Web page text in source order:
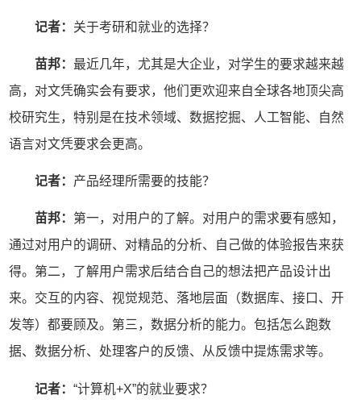
记者： 关于考研和就业的选择？
苗邦： 最近几年，尤其是大企业，对学生的要求越来越
高，对文凭确实会有要求，他们更欢迎来自全球各地顶尖高
校研究生，特别是在技术领域、数据挖掘、人工智能、自然
语言对文凭要求会更高。
记者： 产品经理所需要的技能？
苗邦： 第一，对用户的了解。对用户的需求要有感知，
通过对用户的调研、对精品的分析、自己做的体验报告来获
得。第二，了解用户需求后结合自己的想法把产品设计出
来。交互的内容、视觉规范、落地层面（数据库、接口、开
发等）都要顾及。第三，数据分析的能力。包括怎么跑数
据、数据分析、处理客户的反馈、从反馈中提炼需求等。
记者： “计算机+X”的就业要求？